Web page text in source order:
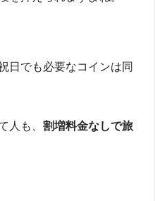
日でも必要なコインは同
人も、 割増料金なしで旅